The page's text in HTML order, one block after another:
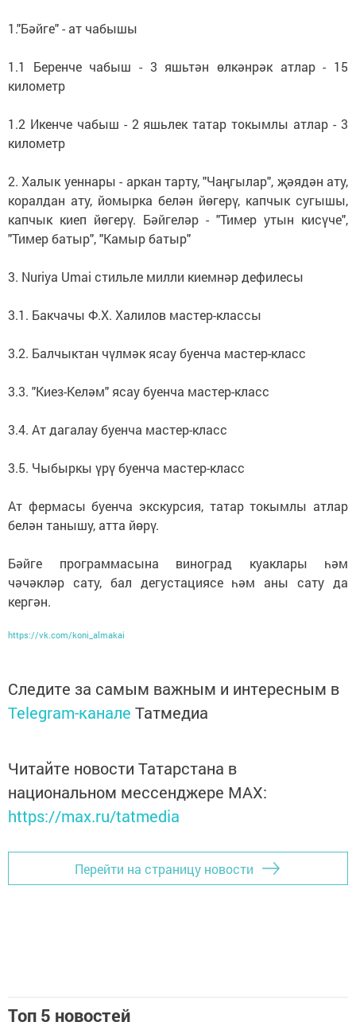
1."Бәйге" - ат чабышы
1.1 Беренче чабыш - 3 яшьтән өлкәнрәк атлар - 15
километр
1.2 Икенче чабыш - 2 яшьлек татар токымлы атлар - 3
километр
2. Халык уеннары - аркан тарту, "Чаңгылар", җәядән ату,
коралдан ату, йомырка белән йөгерү, капчык сугышы,
капчык киеп йөгерү. Бәйгеләр - "Тимер утын кисүче",
"Тимер батыр", "Камыр батыр"
3. Nuriya Umai стильле милли киемнәр дефилесы
3.1. Бакчачы Ф.Х. Халилов мастер-классы
3.2. Балчыктан чүлмәк ясау буенча мастер-класс
3.3. "Киез-Келәм" ясау буенча мастер-класс
3.4. Ат дагалау буенча мастер-класс
3.5. Чыбыркы үрү буенча мастер-класс
Ат фермасы буенча экскурсия, татар токымлы атлар
белән танышу, атта йөрү.
Бәйге программасына виноград куаклары һәм
чәчәкләр сату, бал дегустациясе һәм аны сату да
кергән.
https://vk.com/koni_almakai
Следите за самым важным и интересным в
Telegram-канале Татмедиа
Читайте новости Татарстана в
национальном мессенджере MАХ:
https://max.ru/tatmedia
Перейти на страницу новости
Топ 5 новостей